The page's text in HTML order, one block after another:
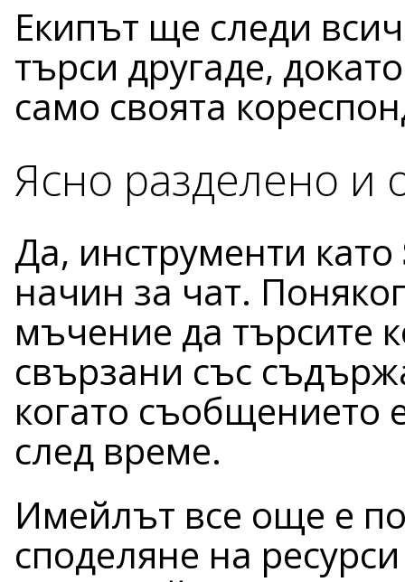
Екипът ще следи
търси другаде,
само своята
Ясно разделено и
Да, инструменти като
начин за чат.
мъчение да търсите
свързани със
когато съобщението
след време.
Имейлът все още е
споделяне на